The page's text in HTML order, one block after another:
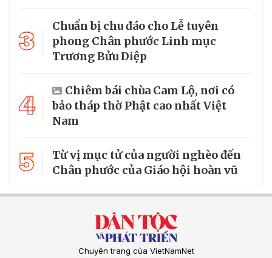
3
Chuẩn bị chu đáo cho Lễ tuyên
phong Chân phước Linh mục
Trương Bửu Diệp
4
Chiêm bái chùa Cam Lộ, nơi có
bảo tháp thờ Phật cao nhất Việt
Nam
5
Từ vị mục tử của người nghèo đến
Chân phước của Giáo hội hoàn vũ
Chuyên trang của VietNamNet